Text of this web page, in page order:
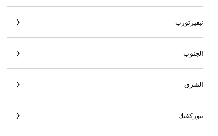
نيفيرتورب
الجنوب
الشرق
بيوركفيك